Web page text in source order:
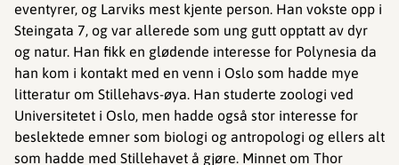
eventyrer, og Larviks mest kjente person. Han vokste opp i
Steingata 7, og var allerede som ung gutt opptatt av dyr
og natur. Han fikk en glødende interesse for Polynesia da
han kom i kontakt med en venn i Oslo som hadde mye
litteratur om Stillehavs-øya. Han studerte zoologi ved
Universitetet i Oslo, men hadde også stor interesse for
beslektede emner som biologi og antropologi og ellers alt
som hadde med Stillehavet å gjøre. Minnet om Thor